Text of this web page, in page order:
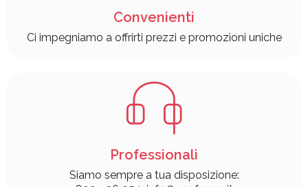
Convenienti
Ci impegniamo a offrirti prezzi e promozioni uniche
Professionali
Siamo sempre a tua disposizione: